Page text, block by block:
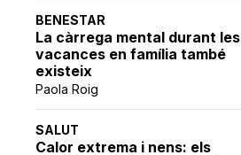
BENESTAR
La càrrega mental durant les
vacances en família també
existeix
Paola Roig
SALUT
Calor extrema i nens: els